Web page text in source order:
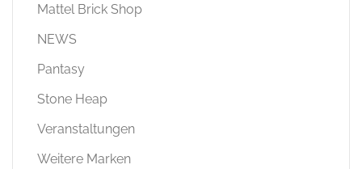
Mattel Brick Shop
NEWS
Pantasy
Stone Heap
Veranstaltungen
Weitere Marken